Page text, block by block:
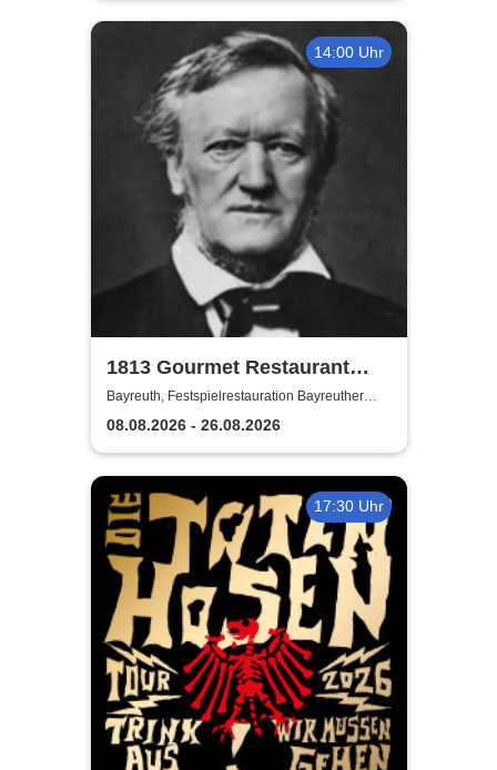
14:00 Uhr
1813 Gourmet Restaurant
2026
Bayreuth, Festspielrestauration Bayreuther
Festspiele
08.08.2026 - 26.08.2026
17:30 Uhr